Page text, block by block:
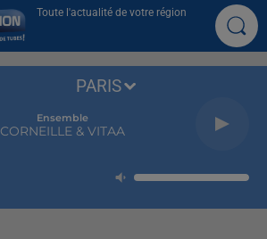
Toute l'actualité de votre région
Ensemble
CORNEILLE & VITAA
PARIS